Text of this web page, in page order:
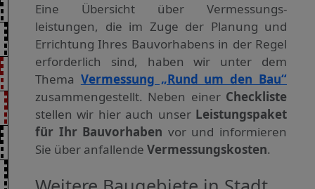
Eine Übersicht über Vermessungs­
leistungen, die im Zuge der Planung und
Errichtung Ihres Bauvorhabens in der Regel
erforderlich sind, haben wir unter dem
Thema Vermessung „Rund um den Bau“
zusammengestellt. Neben einer Checkliste
stellen wir hier auch unser Leistungspaket
für Ihr Bauvorhaben vor und informieren
Sie über anfallende Vermessungskosten.